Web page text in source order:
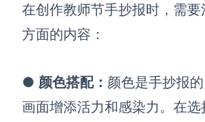
AI生成安索夫矩阵
AI生成Grow模型
在创作教师节手抄报时，需
方面的内容：
● 颜色搭配： 颜色是手抄报
画面增添活力和感染力。在